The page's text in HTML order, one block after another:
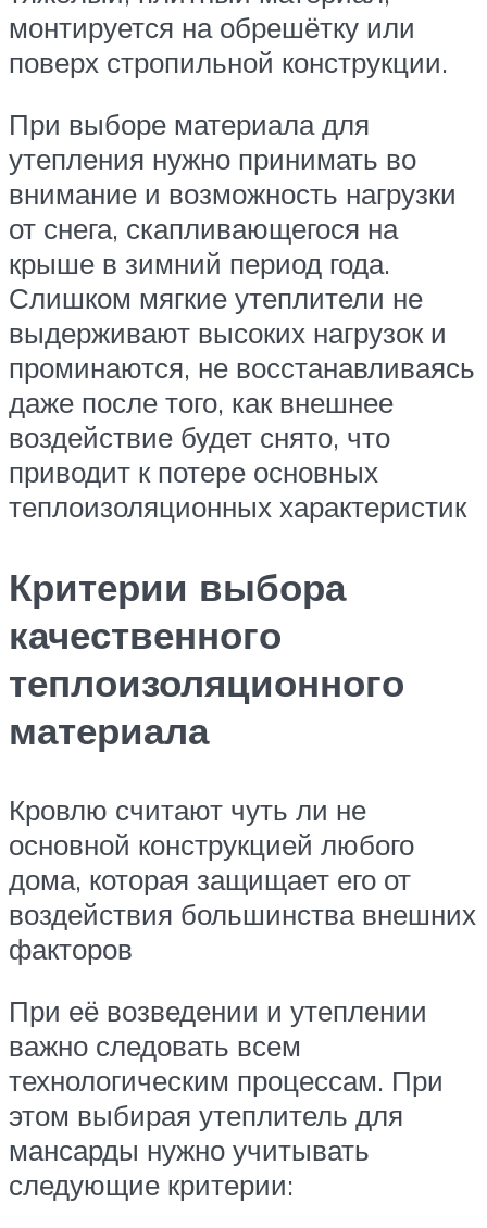
монтируется на обрешётку или
поверх стропильной конструкции.
При выборе материала для
утепления нужно принимать во
внимание и возможность нагрузки
от снега, скапливающегося на
крыше в зимний период года.
Слишком мягкие утеплители не
выдерживают высоких нагрузок и
проминаются, не восстанавливаясь
даже после того, как внешнее
воздействие будет снято, что
приводит к потере основных
теплоизоляционных характеристик
Критерии выбора
качественного
теплоизоляционного
материала
Кровлю считают чуть ли не
основной конструкцией любого
дома, которая защищает его от
воздействия большинства внешних
факторов
При её возведении и утеплении
важно следовать всем
технологическим процессам. При
этом выбирая утеплитель для
мансарды нужно учитывать
следующие критерии: